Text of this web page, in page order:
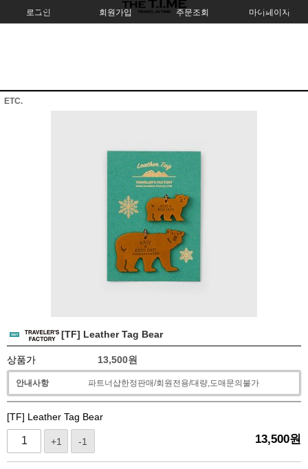
로그인 회원가입 주문조회 마이페이지
ETC.
[TF] Leather Tag Bear
상품가 13,500원
안내사항 파트너샵한정판매/회원전용/대량,도매문의불가
[TF] Leather Tag Bear
+1 -1 13,500원